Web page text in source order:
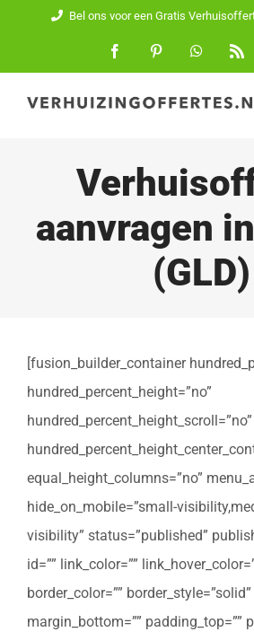
inhoud
Bel ons voor een Gratis
FacebookPinterest
aanvragen
(GLD)
[fusion_builder_container
hundred_percent_height=”no”
hundred_percent_height_scroll=”no”
equal_height_columns=”no”
hide_on_mobile=”small-
visibility” status=”published”
id=”” link_color=””
border_color=””
margin_bottom=”” padding_top=””